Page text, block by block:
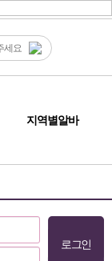
지역별알바